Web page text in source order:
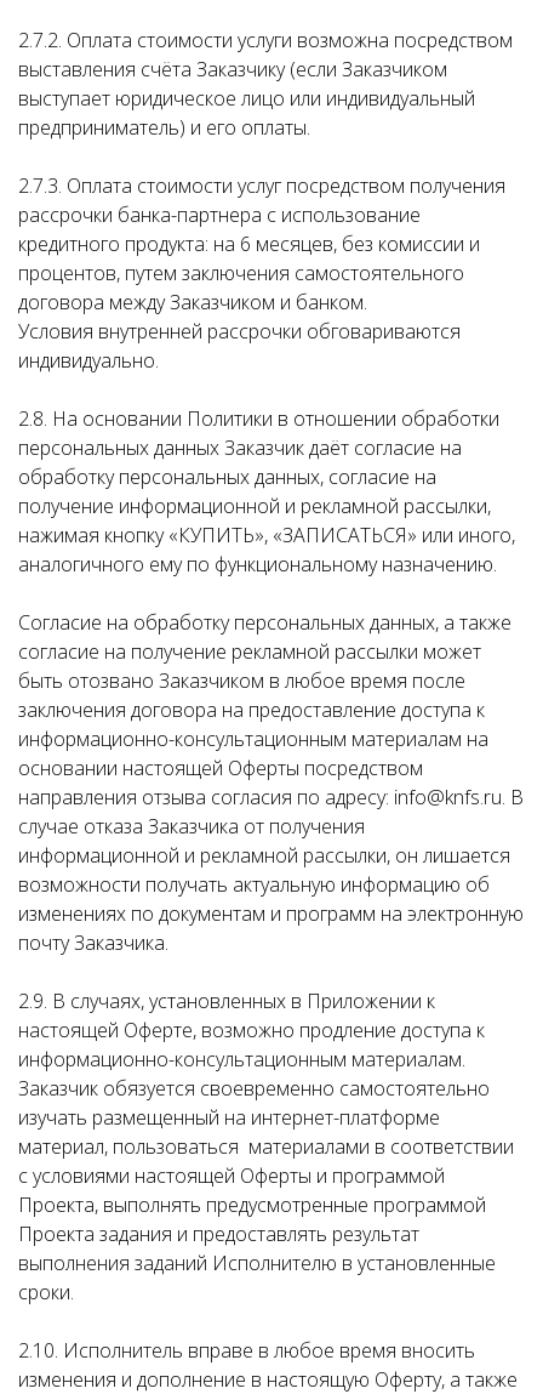
2.7.2. Оплата стоимости услуги возможна посредством
выставления счёта Заказчику (если Заказчиком
выступает юридическое лицо или индивидуальный
предприниматель) и его оплаты.
2.7.3. Оплата стоимости услуг посредством получения
рассрочки банка-партнера с использование
кредитного продукта: на 6 месяцев, без комиссии и
процентов, путем заключения самостоятельного
договора между Заказчиком и банком.
Условия внутренней рассрочки обговариваются
индивидуально.
2.8. На основании Политики в отношении обработки
персональных данных Заказчик даёт согласие на
обработку персональных данных, согласие на
получение информационной и рекламной рассылки,
нажимая кнопку «КУПИТЬ», «ЗАПИСАТЬСЯ» или иного,
аналогичного ему по функциональному назначению.
Согласие на обработку персональных данных, а также
согласие на получение рекламной рассылки может
быть отозвано Заказчиком в любое время после
заключения договора на предоставление доступа к
информационно-консультационным материалам на
основании настоящей Оферты посредством
направления отзыва согласия по адресу: info@knfs.ru. В
случае отказа Заказчика от получения
информационной и рекламной рассылки, он лишается
возможности получать актуальную информацию об
изменениях по документам и программ на электронную
почту Заказчика.
2.9. В случаях, установленных в Приложении к
настоящей Оферте, возможно продление доступа к
информационно-консультационным материалам.
Заказчик обязуется своевременно самостоятельно
изучать размещенный на интернет-платформе
материал, пользоваться материалами в соответствии
с условиями настоящей Оферты и программой
Проекта, выполнять предусмотренные программой
Проекта задания и предоставлять результат
выполнения заданий Исполнителю в установленные
сроки.
2.10. Исполнитель вправе в любое время вносить
изменения и дополнение в настоящую Оферту, а также